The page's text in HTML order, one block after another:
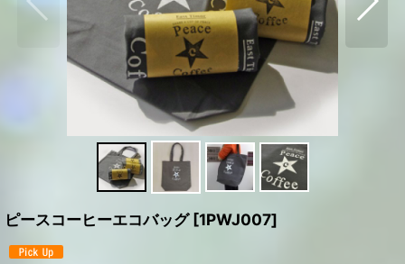
ピースコーヒーエコバッグ [1PWJ007]